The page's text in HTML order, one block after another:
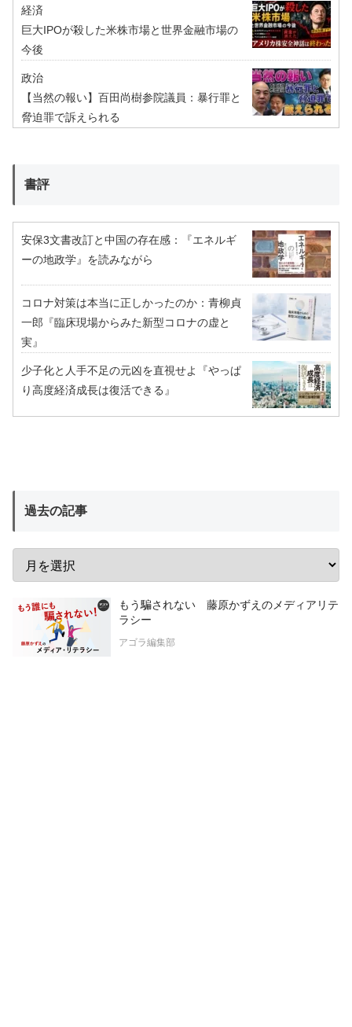
経済
巨大IPOが殺した米株市場と世界金融市場の
今後
政治
【当然の報い】百田尚樹参院議員：暴行罪と
脅迫罪で訴えられる
書評
安保3文書改訂と中国の存在感：『エネルギ
ーの地政学』を読みながら
コロナ対策は本当に正しかったのか：青柳貞
一郎『臨床現場からみた新型コロナの虚と
実』
少子化と人手不足の元凶を直視せよ『やっぱ
り高度経済成長は復活できる』
過去の記事
もう騙されない 藤原かずえのメディアリテ
ラシー
アゴラ編集部